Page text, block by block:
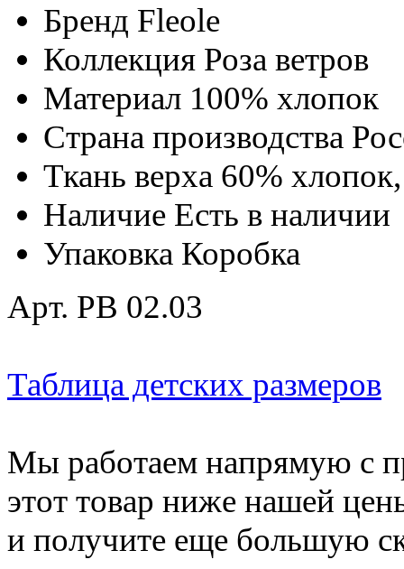
Бренд Fleole
Коллекция Роза ветров
Материал 100% хлопок
Страна производства
Ткань верха 60%
Наличие Есть в наличии
Упаковка Коробка
Арт. РВ 02.03
Таблица детских размеров
Мы работаем напрямую с
этот товар ниже нашей
и получите еще большую